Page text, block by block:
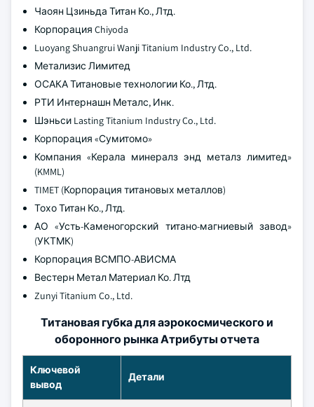
Чаоян Цзиньда Титан Ко., Лтд.
Корпорация Chiyoda
Luoyang Shuangrui Wanji Titanium Industry Co., Ltd.
Метализис Лимитед
ОСАКА Титановые технологии Ко., Лтд.
РТИ Интернашн Металс, Инк.
Шэньси Lasting Titanium Industry Co., Ltd.
Корпорация «Сумитомо»
Компания «Керала минералз энд металз лимитед»
(KMML)
TIMET (Корпорация титановых металлов)
Тохо Титан Ко., Лтд.
АО «Усть-Каменогорский титано-магниевый завод»
(УКТМК)
Корпорация ВСМПО-АВИСМА
Вестерн Метал Материал Ко. Лтд
Zunyi Titanium Co., Ltd.
Титановая губка для аэрокосмического и
оборонного рынка Атрибуты отчета
Ключевой
вывод
Детали